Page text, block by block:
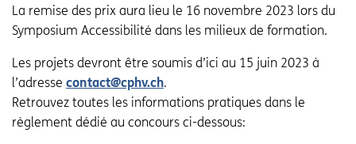
La remise des prix aura lieu le 16 novembre 2023 lors du
Symposium Accessibilité dans les milieux de formation.
Les projets devront être soumis d’ici au 15 juin 2023 à
l’adresse contact@cphv.ch.
Retrouvez toutes les informations pratiques dans le
règlement dédié au concours ci-dessous: